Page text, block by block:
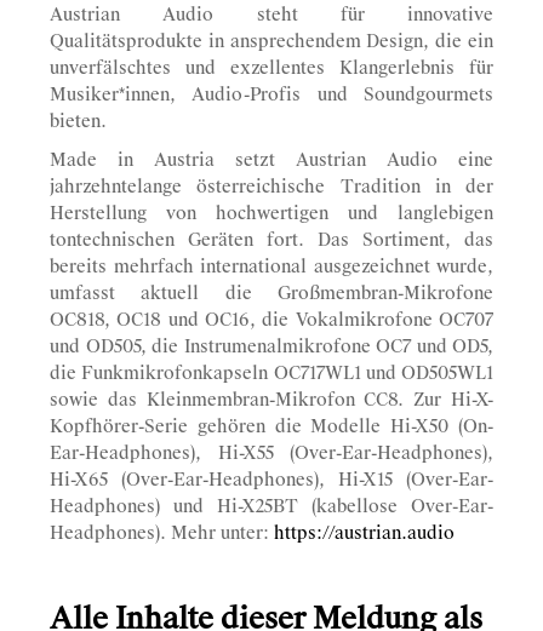
Austrian Audio steht für innovative
Qualitätsprodukte in ansprechendem Design, die ein
unverfälschtes und exzellentes Klangerlebnis für
Musiker*innen, Audio-Profis und Soundgourmets
bieten.
Made in Austria setzt Austrian Audio eine
jahrzehntelange österreichische Tradition in der
Herstellung von hochwertigen und langlebigen
tontechnischen Geräten fort. Das Sortiment, das
bereits mehrfach international ausgezeichnet wurde,
umfasst aktuell die Großmembran-Mikrofone
OC818, OC18 und OC16, die Vokalmikrofone OC707
und OD505, die Instrumenalmikrofone OC7 und OD5,
die Funkmikrofonkapseln OC717WL1 und OD505WL1
sowie das Kleinmembran-Mikrofon CC8. Zur Hi-X-
Kopfhörer-Serie gehören die Modelle Hi-X50 (On-
Ear-Headphones), Hi-X55 (Over-Ear-Headphones),
Hi-X65 (Over-Ear-Headphones), Hi-X15 (Over-Ear-
Headphones) und Hi-X25BT (kabellose Over-Ear-
Headphones). Mehr unter: https://austrian.audio
Alle Inhalte dieser Meldung als